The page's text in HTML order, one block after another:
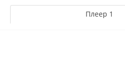
Плеер 1